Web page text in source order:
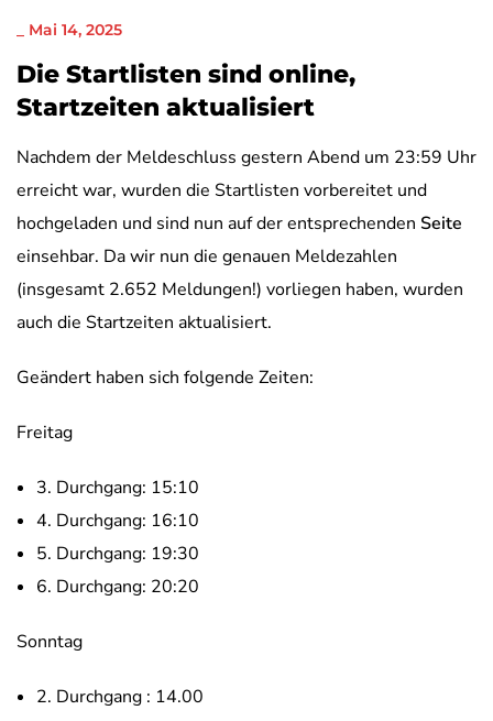
Mai 14, 2025
Die Startlisten sind online,
Startzeiten aktualisiert
Nachdem der Meldeschluss gestern Abend um 23:59 Uhr
erreicht war, wurden die Startlisten vorbereitet und
hochgeladen und sind nun auf der entsprechenden Seite
einsehbar. Da wir nun die genauen Meldezahlen
(insgesamt 2.652 Meldungen!) vorliegen haben, wurden
auch die Startzeiten aktualisiert.
Geändert haben sich folgende Zeiten:
Freitag
3. Durchgang: 15:10
4. Durchgang: 16:10
5. Durchgang: 19:30
6. Durchgang: 20:20
Sonntag
2. Durchgang : 14.00